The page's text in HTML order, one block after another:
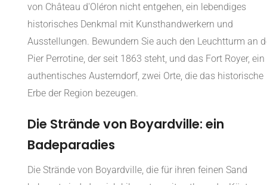
von Château d'Oléron nicht entgehen, ein lebendiges
historisches Denkmal mit Kunsthandwerkern und
Ausstellungen. Bewundern Sie auch den Leuchtturm an
Pier Perrotine, der seit 1863 steht, und das Fort Royer, ein
authentisches Austerndorf, zwei Orte, die das historische
Erbe der Region bezeugen.
Die Strände von Boyardville: ein
Badeparadies
Die Strände von Boyardville, die für ihren feinen Sand